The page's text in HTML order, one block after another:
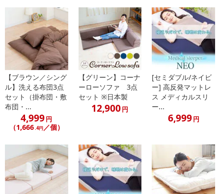
体圧を分散するから寝返りがしやすい
【日本製 高反発マットレス メディカルスリーパーNEO シングル】
心地よい寝姿勢と寝返りをサポートする「メディカルスリーパー」
のご紹介です。中材には、タフでへたりに強く長持ちする高反発ウ
レタンを採用。程よい柔らかさで体圧分散効果を発揮して、体にか
かる負担を和らげるとともに、寝返りのしやすさをアシストしま
す。
また、いつも使っている寝具の上に重ねるだけという手軽さも魅
力。敷き布団やベッドを新調しなくても、一枚プラスするだけ！
熱や湿気がこもりにくいメッシュカバーは伸縮性があって扱いやす
【ブラウン／シング
ル】洗える布団3点
セット（掛布団・敷
布団・...
4,999円
（1,666.4円／個）
【グリーン】コーナ
ーローソファ 3点
セット ※日本製
12,900円
[セミダブル/ネイビ
ー] 高反発マットレ
ス メディカルスリ
ー...
6,999円